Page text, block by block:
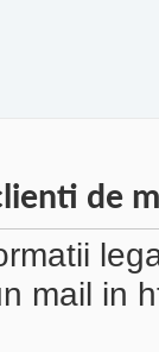
de
mail in